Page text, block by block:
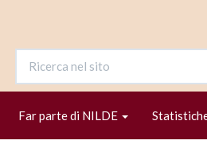
Far parte di NILDE